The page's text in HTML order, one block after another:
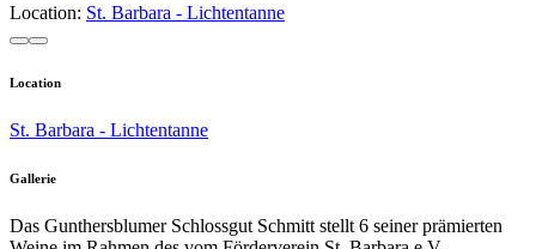
Location: St. Barbara - Lichtentanne
Location
St. Barbara - Lichtentanne
Gallerie
Das Gunthersblumer Schlossgut Schmitt stellt 6 seiner prämierten